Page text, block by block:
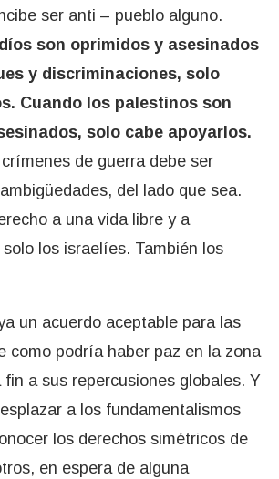
ser anti – pueblo alguno.
son oprimidos y asesinados
y discriminaciones, solo
Cuando los palestinos son
solo cabe apoyarlos.
de guerra debe ser
del lado que sea.
a una vida libre y a
los israelíes. También los
un acuerdo aceptable para las
como podría haber paz en la zona
fin a sus repercusiones globales. Y
a los fundamentalismos
los derechos simétricos de
en espera de alguna